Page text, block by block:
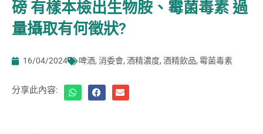
磅 有樣本檢出生物胺、霉菌毒素 過
量攝取有何徵狀?
16/04/2024 啤酒, 消委會, 酒精濃度, 酒精飲品, 霉菌毒素
分享此內容: